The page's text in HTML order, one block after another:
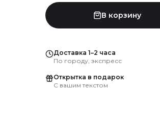
В корзину
Доставка 1–2 часа
По городу, экспресс
Открытка в подарок
С вашим текстом